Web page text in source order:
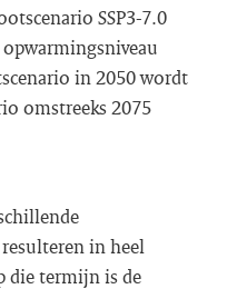
SSP3-7.0
in 2050 wordt
omstreeks 2075
in heel
die termijn is de